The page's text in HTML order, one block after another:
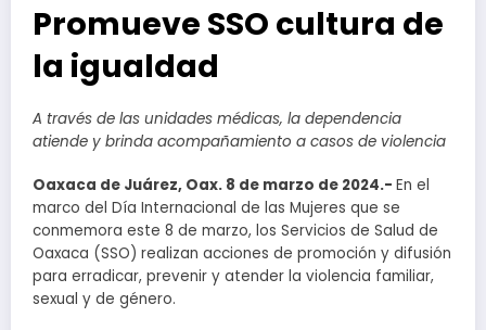
Promueve SSO cultura de
la igualdad
A través de las unidades médicas, la dependencia
atiende y brinda acompañamiento a casos de violencia
Oaxaca de Juárez, Oax. 8 de marzo de 2024.- En el
marco del Día Internacional de las Mujeres que se
conmemora este 8 de marzo, los Servicios de Salud de
Oaxaca (SSO) realizan acciones de promoción y difusión
para erradicar, prevenir y atender la violencia familiar,
sexual y de género.